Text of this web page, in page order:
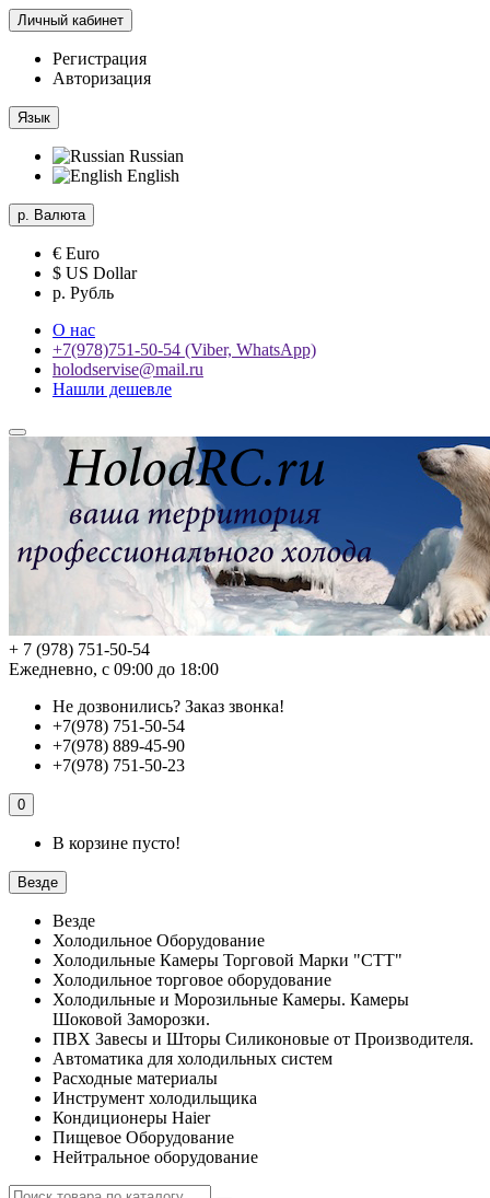
Личный кабинет
Регистрация
Авторизация
Язык
Russian
English
р. Валюта
€ Euro
$ US Dollar
р. Рубль
О нас
+7(978)751-50-54 (Viber, WhatsApp)
holodservise@mail.ru
Нашли дешевле
+ 7 (978) 751-50-54
Ежедневно, с 09:00 до 18:00
Не дозвонились? Заказ звонка!
+7(978) 751-50-54
+7(978) 889-45-90
+7(978) 751-50-23
0
В корзине пусто!
Везде
Везде
Холодильное Оборудование
Холодильные Камеры Торговой Марки "СТТ"
Холодильное торговое оборудование
Холодильные и Морозильные Камеры. Камеры
Шоковой Заморозки.
ПВХ Завесы и Шторы Силиконовые от Производителя.
Автоматика для холодильных систем
Расходные материалы
Инструмент холодильщика
Кондиционеры Haier
Пищевое Оборудование
Нейтральное оборудование